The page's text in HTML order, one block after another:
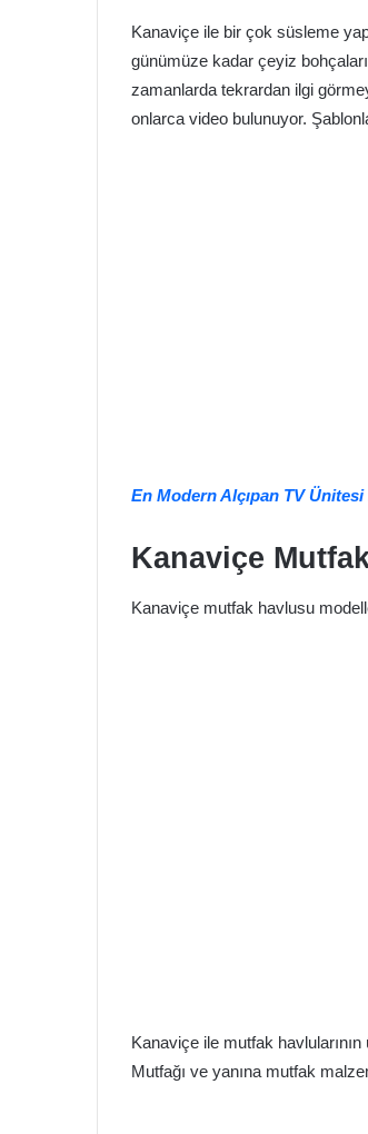
Kanaviçe ile bir çok süsleme
günümüze kadar çeyiz
zamanlarda tekrardan ilgi
onlarca video bulunuyor.
En Modern Alçıpan TV
Kanaviçe
Kanaviçe mutfak havlusu
Kanaviçe ile mutfak
Mutfağı ve yanına mutfak